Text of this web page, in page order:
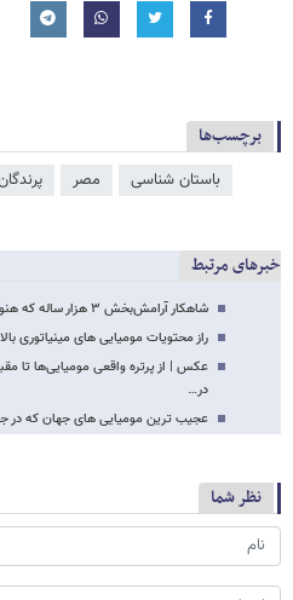
برچسب‌ها
باستان شناسی مصر
خبرهای مرتبط
شاهکار آرامش‌بخش ۳ هزار ساله که هنوز مایه شگفتی است
راز محتویات مومیایی های مینیاتوری
عکس |‌ از پرتره واقعی مومیایی‌ها تا
در…
عجیب ترین مومیایی های جهان که در
نظر شما